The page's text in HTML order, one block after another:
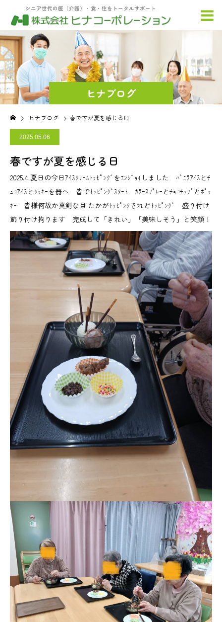
シニア世代の医（介護）・食・住をトータルサポート
ヒナブログ
ヒナブログ 春ですが夏を感じる日
2025.05.06
春ですが夏を感じる日
2025.4 夏日の今日ｱｲｽｸﾘｰﾑﾄｯﾋﾟﾝｸﾞをｴﾝｼﾞｮｲしました ﾊﾞﾆﾗｱｲｽとﾁ
ｭｺｱｲｽとｸｯｷｰを器へ 皆でﾄｯﾋﾟﾝｸﾞｽﾀｰﾄ ｶﾗｰｽﾌﾟﾚｰとﾁｮｺﾁｯﾌﾟとﾎﾟｯ
ｷｰ 皆様何故か真剣な目 たかがﾄｯﾋﾟﾝｸされどﾄｯﾋﾟﾝｸﾞ 盛り付け
飾り付け拘ります 完成して「きれい」「美味しそう」と笑顔！